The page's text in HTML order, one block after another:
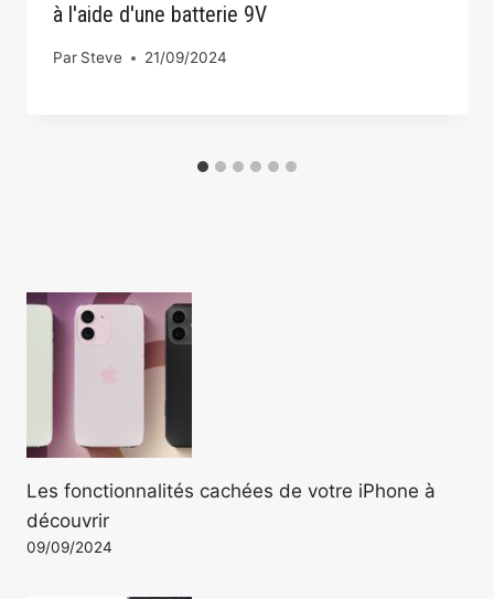
à l'aide d'une batterie 9V
Par Steve 21/09/2024
Les fonctionnalités cachées de votre iPhone à
découvrir
09/09/2024